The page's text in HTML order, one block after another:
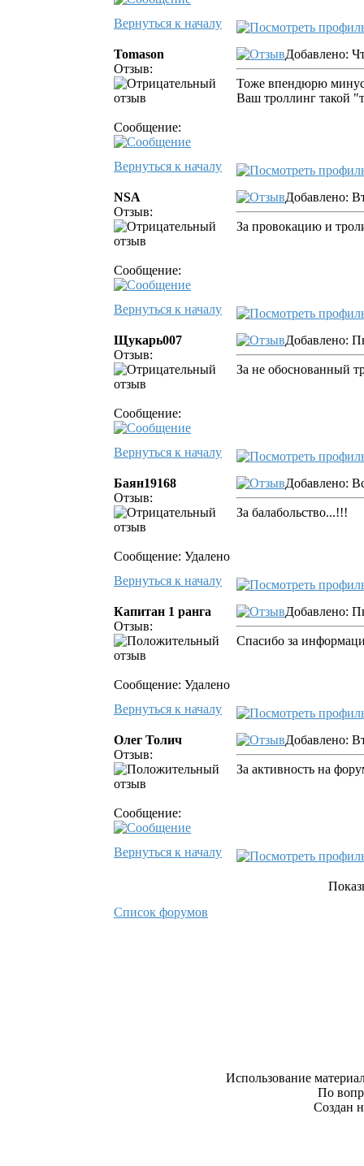
Вернуться к началу
Tomason
Отзыв:
Сообщение:
Добавлено:
Тоже впендюрю
Ваш троллинг такой
Вернуться к началу
NSA
Отзыв:
Сообщение:
Добавлено:
За провокацию и
Вернуться к началу
Щукарь007
Отзыв:
Сообщение:
Добавлено:
За не обоснованный
Вернуться к началу
Баян19168
Отзыв:
Сообщение: Удалено
Добавлено:
За балабольство...!!!
Вернуться к началу
Капитан 1 ранга
Отзыв:
Сообщение: Удалено
Добавлено:
Спасибо за
Вернуться к началу
Олег Толич
Отзыв:
Сообщение:
Добавлено:
За активность на
Вернуться к началу
Список форумов
Использование
По
Создан